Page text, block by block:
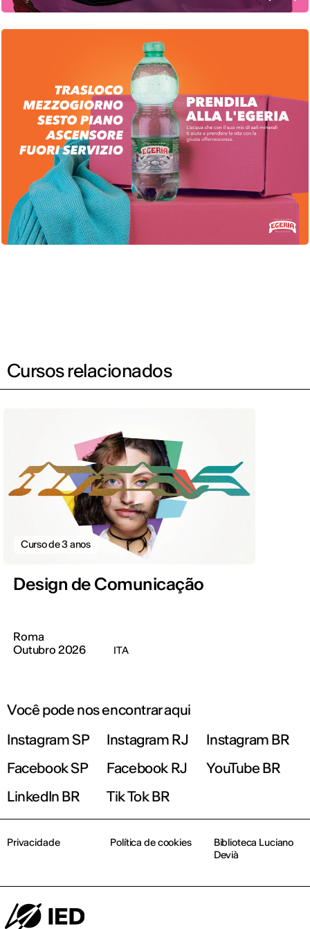
Cursos relacionados
Curso de 3 anos
Design de Comunicação
Roma
Outubro 2026
ITA
Você pode nos encontrar aqui
Instagram SP
Instagram RJ
Instagram BR
Facebook SP
Facebook RJ
YouTube BR
LinkedIn BR
Tik Tok BR
Privacidade Política de cookies
Biblioteca Luciano
Devià